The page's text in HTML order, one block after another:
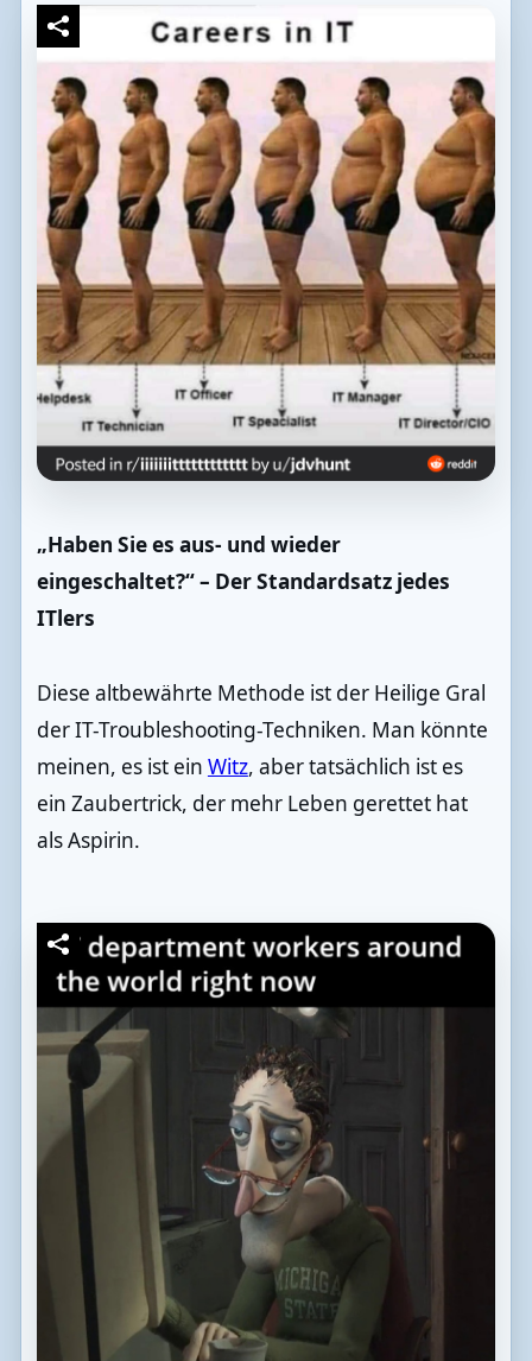
„Haben Sie es aus- und wieder
eingeschaltet?“ – Der Standardsatz jedes
ITlers
Diese altbewährte Methode ist der Heilige Gral
der IT-Troubleshooting-Techniken. Man könnte
meinen, es ist ein Witz, aber tatsächlich ist es
ein Zaubertrick, der mehr Leben gerettet hat
als Aspirin.